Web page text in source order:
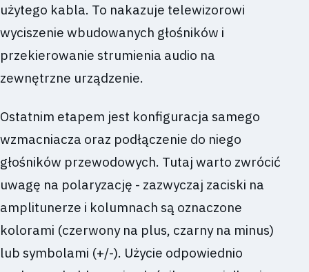
użytego kabla. To nakazuje telewizorowi
wyciszenie wbudowanych głośników i
przekierowanie strumienia audio na
zewnętrzne urządzenie.
Ostatnim etapem jest konfiguracja samego
wzmacniacza oraz podłączenie do niego
głośników przewodowych. Tutaj warto zwrócić
uwagę na polaryzację - zazwyczaj zaciski na
amplitunerze i kolumnach są oznaczone
kolorami (czerwony na plus, czarny na minus)
lub symbolami (+/-). Użycie odpowiednio